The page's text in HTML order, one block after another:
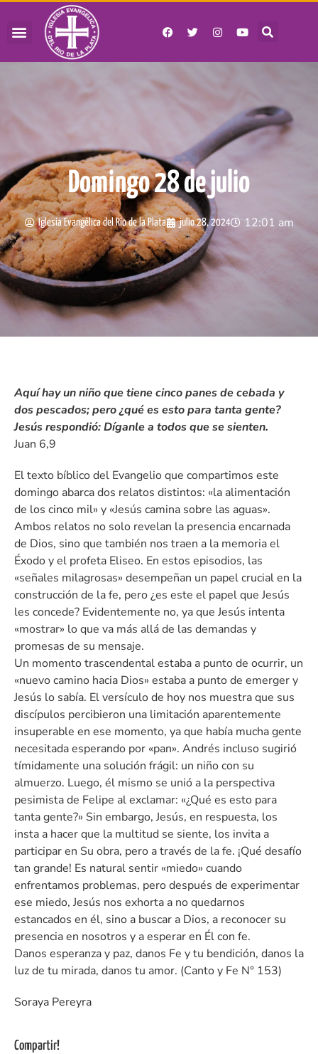
Domingo 28 de julio
Iglesia Evangélica del Río de la Plata julio 28, 2024 12:01 am
Aquí hay un niño que tiene cinco panes de cebada y
dos pescados; pero ¿qué es esto para tanta gente?
Jesús respondió: Díganle a todos que se sienten.
Juan 6,9
El texto bíblico del Evangelio que compartimos este
domingo abarca dos relatos distintos: «la alimentación
de los cinco mil» y «Jesús camina sobre las aguas».
Ambos relatos no solo revelan la presencia encarnada
de Dios, sino que también nos traen a la memoria el
Éxodo y el profeta Eliseo. En estos episodios, las
«señales milagrosas» desempeñan un papel crucial en la
construcción de la fe, pero ¿es este el papel que Jesús
les concede? Evidentemente no, ya que Jesús intenta
«mostrar» lo que va más allá de las demandas y
promesas de su mensaje.
Un momento trascendental estaba a punto de ocurrir, un
«nuevo camino hacia Dios» estaba a punto de emerger y
Jesús lo sabía. El versículo de hoy nos muestra que sus
discípulos percibieron una limitación aparentemente
insuperable en ese momento, ya que había mucha gente
necesitada esperando por «pan». Andrés incluso sugirió
tímidamente una solución frágil: un niño con su
almuerzo. Luego, él mismo se unió a la perspectiva
pesimista de Felipe al exclamar: «¿Qué es esto para
tanta gente?» Sin embargo, Jesús, en respuesta, los
insta a hacer que la multitud se siente, los invita a
participar en Su obra, pero a través de la fe. ¡Qué desafío
tan grande! Es natural sentir «miedo» cuando
enfrentamos problemas, pero después de experimentar
ese miedo, Jesús nos exhorta a no quedarnos
estancados en él, sino a buscar a Dios, a reconocer su
presencia en nosotros y a esperar en Él con fe.
Danos esperanza y paz, danos Fe y tu bendición, danos la
luz de tu mirada, danos tu amor. (Canto y Fe N° 153)
Soraya Pereyra
Compartir!